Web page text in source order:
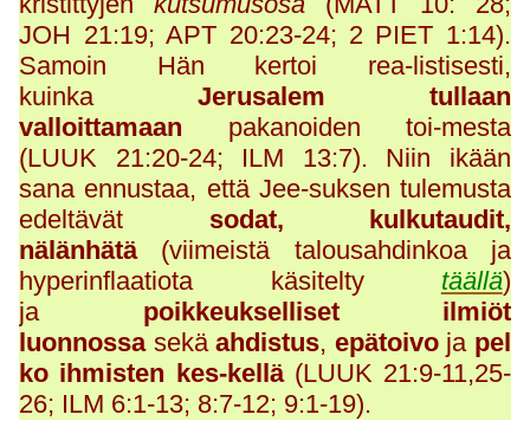
JOH 21:19; APT 20:23-24; 2 PIET 1:14).
Samoin Hän kertoi rea-listisesti,
kuinka Jerusalem tullaan
valloittamaan pakanoiden toi-mesta
(LUUK 21:20-24; ILM 13:7). Niin ikään
sana ennustaa, että Jee-suksen tulemusta
edeltävät sodat, kulkutaudit,
nälänhätä(viimeistä talousahdinkoa ja
hyperinflaatiota käsitelty täällä)
ja poikkeukselliset ilmiöt
luonnossasekäahdistus, epätoivoja pel
ko ihmisten kes-kellä(LUUK 21:9-11,25-
26; ILM 6:1-13; 8:7-12; 9:1-19).